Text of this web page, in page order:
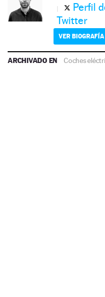
Perfil
Twitter
VER BIOGRAFÍA
ARCHIVADO EN Coches